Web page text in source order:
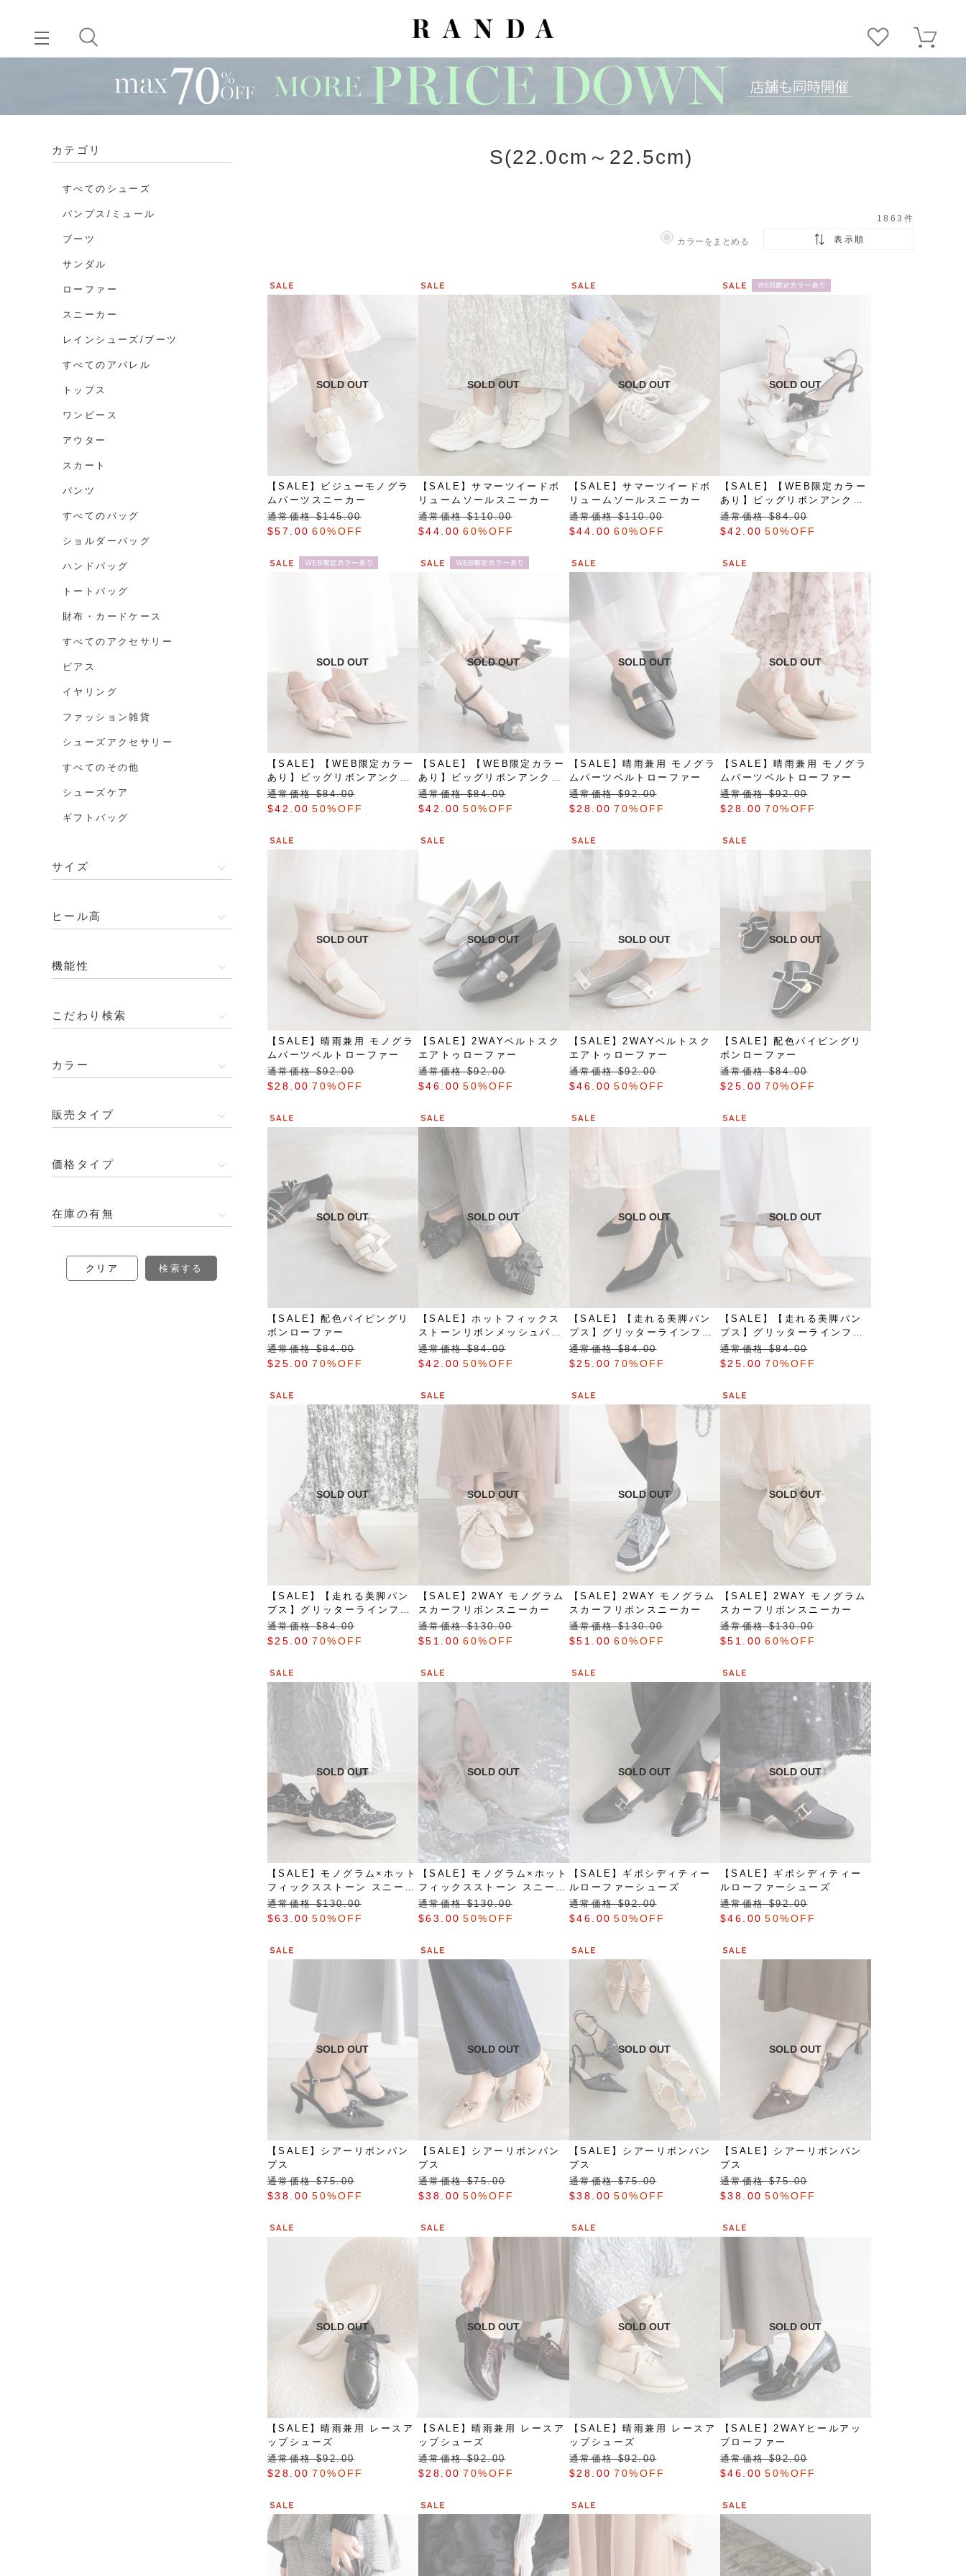
S(22.0cm～22.5cm)
1863 件
表示順
カラーをまとめる
【SALE】ビジューモノグラ
ムパーツスニーカー
通常価格 $‌145.00
$‌57.00 60%OFF
【SALE】サマーツイードボ
リュームソールスニーカー
通常価格 $‌110.00
$‌44.00 60%OFF
【SALE】サマーツイードボ
リュームソールスニーカー
通常価格 $‌110.00
$‌44.00 60%OFF
【SALE】【WEB限定カラー
あり】ビッグリボンアンクル
ストラップパンプス
通常価格 $‌84.00
$‌42.00 50%OFF
【SALE】【WEB限定カラー
あり】ビッグリボンアンクル
ストラップパンプス
通常価格 $‌84.00
$‌42.00 50%OFF
【SALE】【WEB限定カラー
あり】ビッグリボンアンクル
ストラップパンプス
通常価格 $‌84.00
$‌42.00 50%OFF
【SALE】晴雨兼用 モノグラ
ムパーツベルトローファー
通常価格 $‌92.00
$‌28.00 70%OFF
【SALE】晴雨兼用 モノグラ
ムパーツベルトローファー
通常価格 $‌92.00
$‌28.00 70%OFF
【SALE】晴雨兼用 モノグラ
ムパーツベルトローファー
通常価格 $‌92.00
$‌28.00 70%OFF
【SALE】2WAYベルトスク
エアトゥローファー
通常価格 $‌92.00
$‌46.00 50%OFF
【SALE】2WAYベルトスク
エアトゥローファー
通常価格 $‌92.00
$‌46.00 50%OFF
【SALE】配色パイピングリ
ボンローファー
通常価格 $‌84.00
$‌25.00 70%OFF
【SALE】配色パイピングリ
ボンローファー
通常価格 $‌84.00
$‌25.00 70%OFF
【SALE】ホットフィックス
ストーンリボンメッシュパン
プス
通常価格 $‌84.00
$‌42.00 50%OFF
【SALE】【走れる美脚パン
プス】グリッターラインフィ
ットパンプス
通常価格 $‌84.00
$‌25.00 70%OFF
【SALE】【走れる美脚パン
プス】グリッターラインフィ
ットパンプス
通常価格 $‌84.00
$‌25.00 70%OFF
【SALE】【走れる美脚パン
プス】グリッターラインフィ
ットパンプス
通常価格 $‌84.00
$‌25.00 70%OFF
【SALE】2WAY モノグラム
スカーフリボンスニーカー
通常価格 $‌130.00
$‌51.00 60%OFF
【SALE】2WAY モノグラム
スカーフリボンスニーカー
通常価格 $‌130.00
$‌51.00 60%OFF
【SALE】2WAY モノグラム
スカーフリボンスニーカー
通常価格 $‌130.00
$‌51.00 60%OFF
【SALE】モノグラム×ホット
フィックスストーン スニーカ
ー
通常価格 $‌130.00
$‌63.00 50%OFF
【SALE】モノグラム×ホット
フィックスストーン スニーカ
ー
通常価格 $‌130.00
$‌63.00 50%OFF
【SALE】ギボシディティー
ルローファーシューズ
通常価格 $‌92.00
$‌46.00 50%OFF
【SALE】ギボシディティー
ルローファーシューズ
通常価格 $‌92.00
$‌46.00 50%OFF
【SALE】シアーリボンパン
プス
通常価格 $‌75.00
$‌38.00 50%OFF
【SALE】シアーリボンパン
プス
通常価格 $‌75.00
$‌38.00 50%OFF
【SALE】シアーリボンパン
プス
通常価格 $‌75.00
$‌38.00 50%OFF
【SALE】シアーリボンパン
プス
通常価格 $‌75.00
$‌38.00 50%OFF
【SALE】晴雨兼用 レースア
ップシューズ
通常価格 $‌92.00
$‌28.00 70%OFF
【SALE】晴雨兼用 レースア
ップシューズ
通常価格 $‌92.00
$‌28.00 70%OFF
【SALE】晴雨兼用 レースア
ップシューズ
通常価格 $‌92.00
$‌28.00 70%OFF
【SALE】2WAYヒールアッ
プローファー
通常価格 $‌92.00
$‌46.00 50%OFF
カテゴリ
すべてのシューズ
パンプス/ミュール
ブーツ
サンダル
ローファー
スニーカー
レインシューズ/ブーツ
すべてのアパレル
トップス
ワンピース
アウター
スカート
パンツ
すべてのバッグ
ショルダーバッグ
ハンドバッグ
トートバッグ
財布・カードケース
すべてのアクセサリー
ピアス
イヤリング
ファッション雑貨
シューズアクセサリー
すべてのその他
シューズケア
ギフトバッグ
サイズ
ヒール高
機能性
こだわり検索
カラー
販売タイプ
価格タイプ
在庫の有無